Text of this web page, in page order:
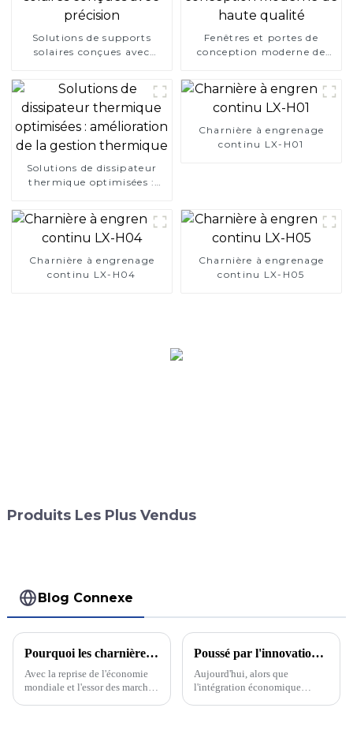
Solutions de supports
solaires conçues avec
Fenêtres et portes de
conception moderne de
Solutions de dissipateur
thermique optimisées :
Charnière à engrenage
continu LX-H01
Charnière à engrenage
continu LX-H04
Charnière à engrenage
continu LX-H05
Produits Les Plus Vendus
Blog Connexe
Pourquoi les charnières à engrenage continu sont-elles si populaires ? Après avoir lu cette nouvelle, vous allez devoir revoir votre perception des charnières !
Avec la reprise de l'économie
mondiale et l'essor des marchés
Poussé par l'innovation, à la tête d'une nouvelle ère de production industrielle d'aluminium
Aujourd'hui, alors que
l'intégration économique